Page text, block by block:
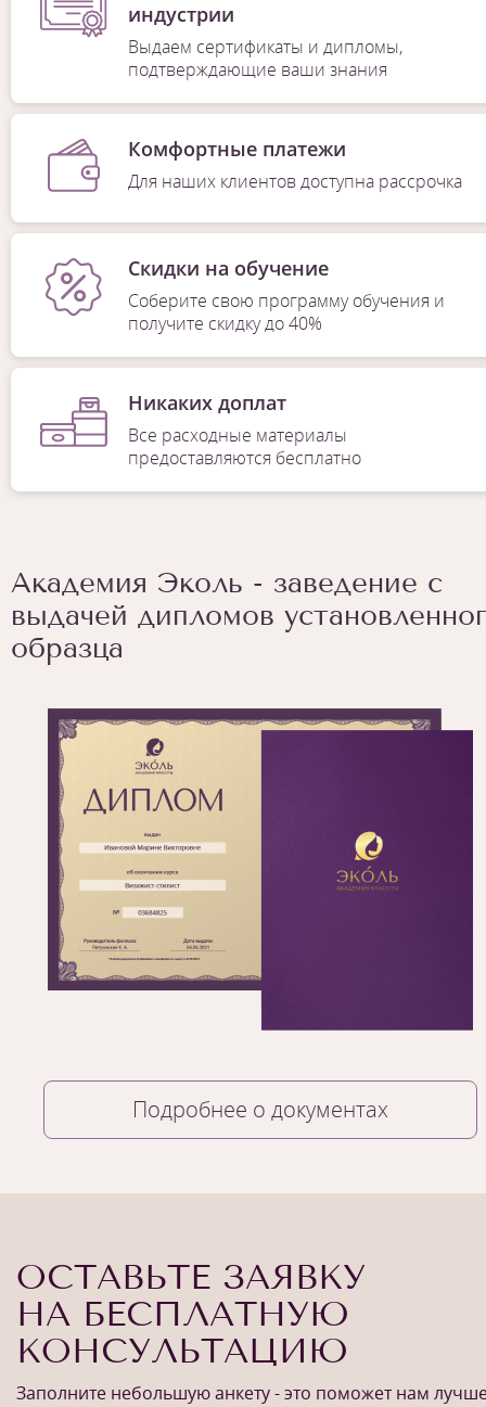
индустрии
Выдаем сертификаты и дипломы,
подтверждающие ваши знания
Комфортные платежи
Для наших клиентов доступна рассрочка
Скидки на обучение
Соберите свою программу обучения и
получите скидку до 40%
Никаких доплат
Все расходные материалы
предоставляются бесплатно
Академия Эколь - заведение с
выдачей дипломов
образца
Подробнее о документах
ОСТАВЬТЕ ЗАЯВКУ
НА БЕСПЛАТНУЮ
КОНСУЛЬТАЦИЮ
Заполните небольшую анкету - это поможет нам